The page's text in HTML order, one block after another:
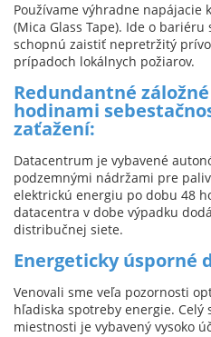
Používame výhradne napájacie
(Mica Glass Tape). Ide o
schopnú zaistiť nepretržitý
prípadoch lokálnych požiarov.
Redundantné
hodinami
zaťažení:
Datacentrum je vybavené
podzemnými nádržami pre
elektrickú energiu po dobu 48
datacentra v dobe výpadku
distribučnej siete.
Energeticky úsporné
Venovali sme veľa pozornosti
hľadiska spotreby energie. Celý
miestnosti je vybavený vysoko